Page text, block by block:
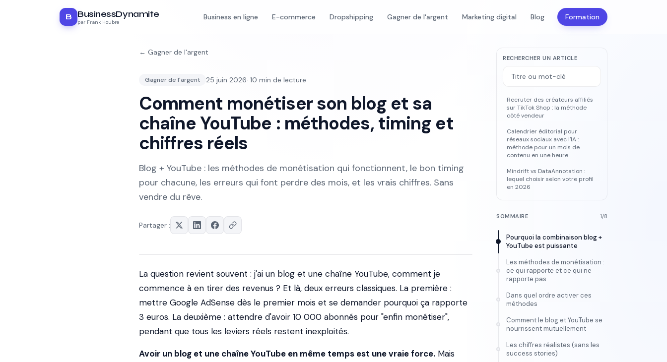
B BusinessDynamite
par Frank Houbre
Business en ligne E-commerce Dropshipping Gagner de l'argent Marketing digital Blog Formation
← Gagner de l'argent
Gagner de l'argent 25 juin 2026· 10 min de lecture
Comment monétiser son blog et sa
chaîne YouTube : méthodes, timing et
chiffres réels
Blog + YouTube : les méthodes de monétisation qui fonctionnent, le bon timing
pour chacune, les erreurs qui font perdre des mois, et les vrais chiffres. Sans
vendre du rêve.
Partager :
La question revient souvent : j'ai un blog et une chaîne YouTube, comment je
commence à en tirer des revenus ? Et là, deux erreurs classiques. La première :
mettre Google AdSense dès le premier mois et se demander pourquoi ça rapporte
3 euros. La deuxième : attendre d'avoir 10 000 abonnés pour "enfin monétiser",
pendant que tous les leviers réels restent inexploités.
Avoir un blog et une chaîne YouTube en même temps est une vraie force. Mais
RECHERCHER UN ARTICLE
Recruter des créateurs affiliés
sur TikTok Shop : la méthode
côté vendeur
Calendrier éditorial pour
réseaux sociaux avec l'IA :
méthode pour un mois de
contenu en une heure
Mindrift vs DataAnnotation :
lequel choisir selon votre profil
en 2026
SOMMAIRE 1/8
Pourquoi la combinaison blog +
YouTube est puissante
Les méthodes de monétisation :
ce qui rapporte et ce qui ne
rapporte pas
Dans quel ordre activer ces
méthodes
Comment le blog et YouTube se
nourrissent mutuellement
Les chiffres réalistes (sans les
success stories)